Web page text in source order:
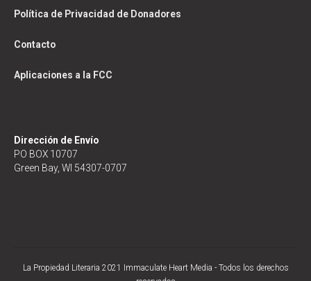
Política de Privacidad de Donadores
Contacto
Aplicaciones a la FCC
Dirección de Envío
PO BOX 10707
Green Bay, WI 54307-0707
La Propiedad Literaria 2021 Immaculate Heart Media - Todos los derechos